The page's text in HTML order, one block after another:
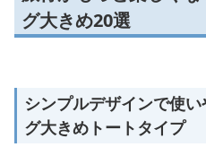
グ大きめ20選
シンプルデザインで使
グ大きめトートタイプ